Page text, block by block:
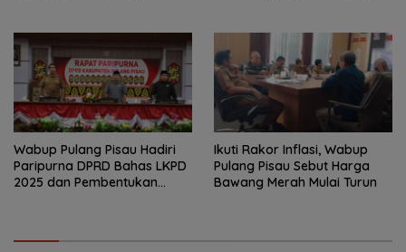
Wabup Pulang Pisau Hadiri
Paripurna DPRD Bahas LKPD
2025 dan Pembentukan
Ikuti Rakor Inflasi, Wabup
Pulang Pisau Sebut Harga
Bawang Merah Mulai Turun